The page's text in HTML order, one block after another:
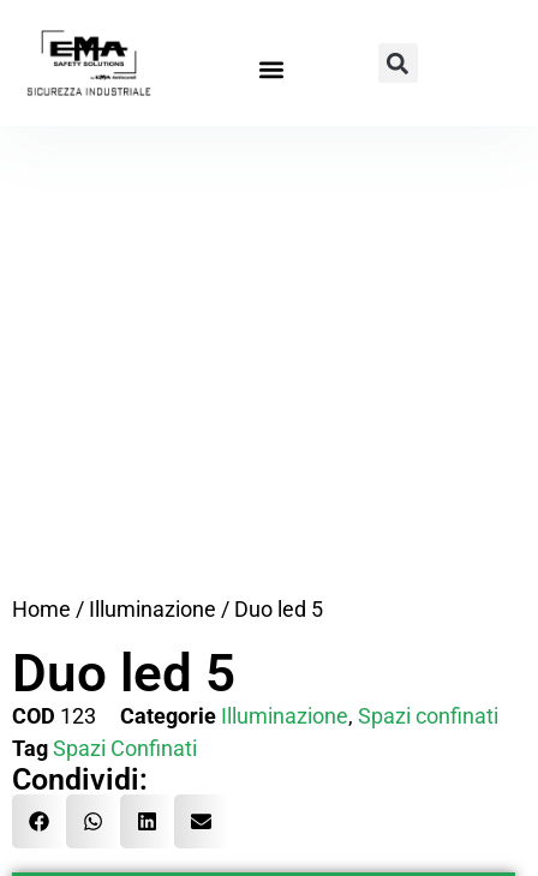
Home / Illuminazione / Duo led 5
Duo led 5
COD 123 Categorie Illuminazione, Spazi confinati
TagSpazi Confinati
Condividi: